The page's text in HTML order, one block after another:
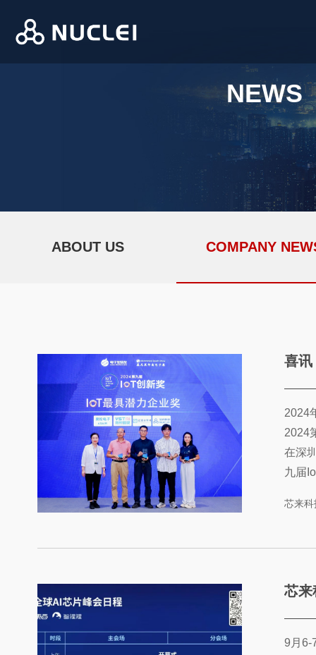
NEWS
ABOUT US COMPANY
喜讯丨
2024
2024
在深
九届
产品
奖名
芯来科
芯来科技
9月6-